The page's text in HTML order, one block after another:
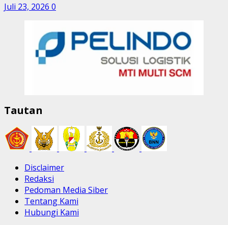
Juli 23, 2026 0
Tautan
Disclaimer
Redaksi
Pedoman Media Siber
Tentang Kami
Hubungi Kami